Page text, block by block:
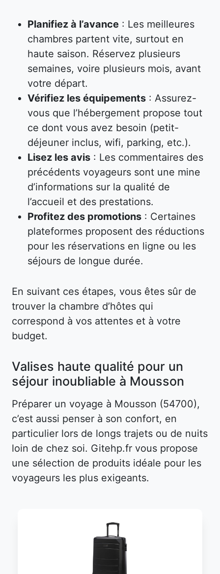
Planifiez à l’avance : Les meilleures
chambres partent vite, surtout en
haute saison. Réservez plusieurs
semaines, voire plusieurs mois, avant
votre départ.
Vérifiez les équipements : Assurez-
vous que l’hébergement propose tout
ce dont vous avez besoin (petit-
déjeuner inclus, wifi, parking, etc.).
Lisez les avis : Les commentaires des
précédents voyageurs sont une mine
d’informations sur la qualité de
l’accueil et des prestations.
Profitez des promotions : Certaines
plateformes proposent des réductions
pour les réservations en ligne ou les
séjours de longue durée.
En suivant ces étapes, vous êtes sûr de
trouver la chambre d’hôtes qui
correspond à vos attentes et à votre
budget.
Valises haute qualité pour un
séjour inoubliable à Mousson
Préparer un voyage à Mousson (54700),
c’est aussi penser à son confort, en
particulier lors de longs trajets ou de nuits
loin de chez soi. Gitehp.fr vous propose
une sélection de produits idéale pour les
voyageurs les plus exigeants.